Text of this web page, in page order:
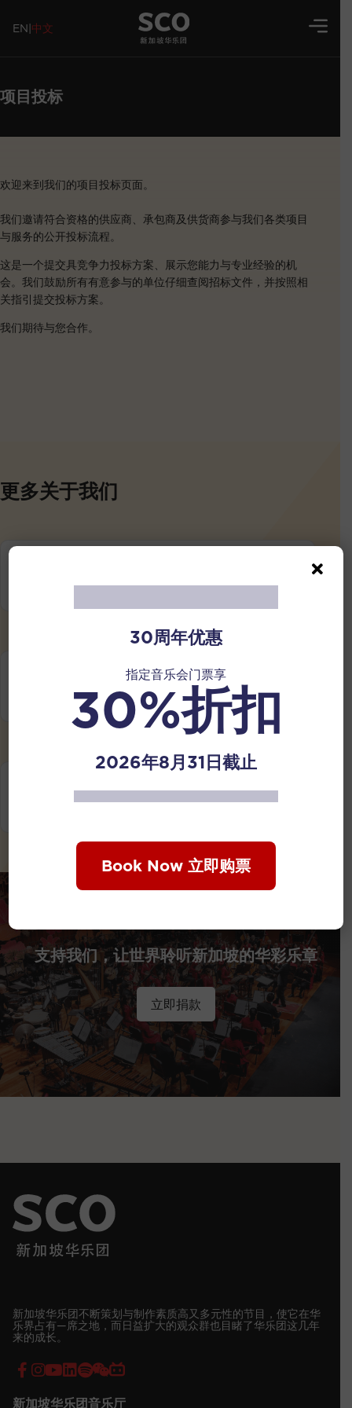
EN|中文
项目投标
欢迎来到我们的项目投标页面。
我们邀请符合资格的供应商、承包商及供货商参与我们各类项目
与服务的公开投标流程。
这是一个提交具竞争力投标方案、展示您能力与专业经验的机
会。我们鼓励所有有意参与的单位仔细查阅招标文件，并按照相
关指引提交投标方案。
我们期待与您合作。
更多关于我们
关于我们
乐友
支持乐团
支持我们，让世界聆听新加坡的华彩乐章
立即捐款
新加坡华乐团不断策划与制作素质高又多元性的节目，使它在华
乐界占有—席之地，而日益扩大的观众群也目睹了华乐团这几年
来的成长。
新加坡华乐团音乐厅
30周年优惠
指定音乐会门票享
30%折扣
2026年8月31日截止
Book Now 立即购票